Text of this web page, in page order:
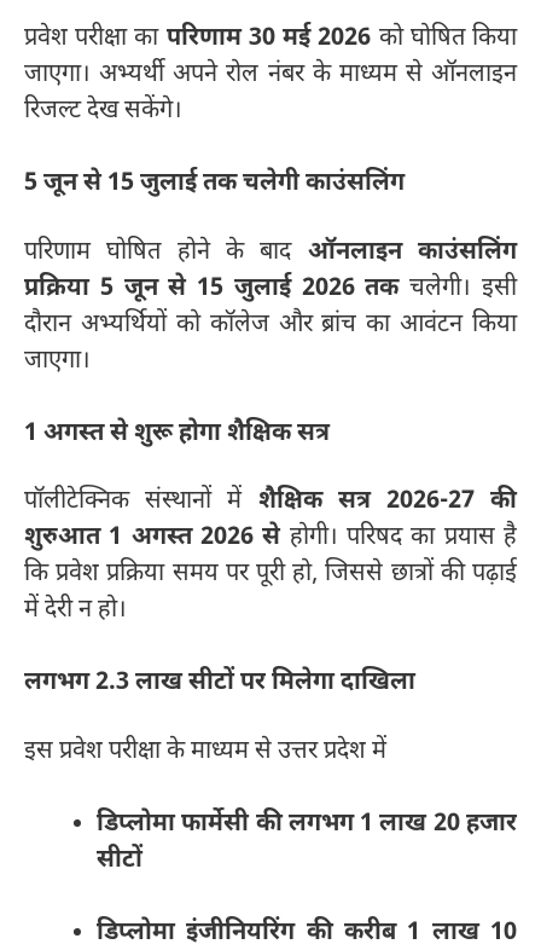
प्रवेश परीक्षा का परिणाम 30 मई 2026 को घोषित किया
जाएगा। अभ्यर्थी अपने रोल नंबर के माध्यम से ऑनलाइन
रिजल्ट देख सकेंगे।
5 जून से 15 जुलाई तक चलेगी काउंसलिंग
परिणाम घोषित होने के बाद ऑनलाइन काउंसलिंग
प्रक्रिया 5 जून से 15 जुलाई 2026 तकचलेगी। इसी
दौरान अभ्यर्थियों को कॉलेज और ब्रांच का आवंटन किया
जाएगा।
1 अगस्त से शुरू होगा शैक्षिक सत्र
पॉलीटेक्निक संस्थानों में शैक्षिक सत्र 2026-27 की
शुरुआत 1 अगस्त 2026 सेहोगी। परिषद का प्रयास है
कि प्रवेश प्रक्रिया समय पर पूरी हो, जिससे छात्रों की पढ़ाई
में देरी न हो।
लगभग 2.3 लाख सीटों पर मिलेगा दाखिला
इस प्रवेश परीक्षा के माध्यम से उत्तर प्रदेश में
डिप्लोमा फार्मेसी की लगभग 1 लाख 20 हजार
सीटों
डिप्लोमा इंजीनियरिंग की करीब 1 लाख 10